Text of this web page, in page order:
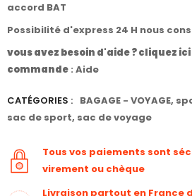
accord BAT
Possibilité d'express 24 H nous
vous avez besoin d'aide ? cliquez
commande : Aide
CATÉGORIES : BAGAGE - VOYAGE,
sac de sport, sac de voyage
Tous vos paiements sont
virement ou chèque
Livraison partout en France